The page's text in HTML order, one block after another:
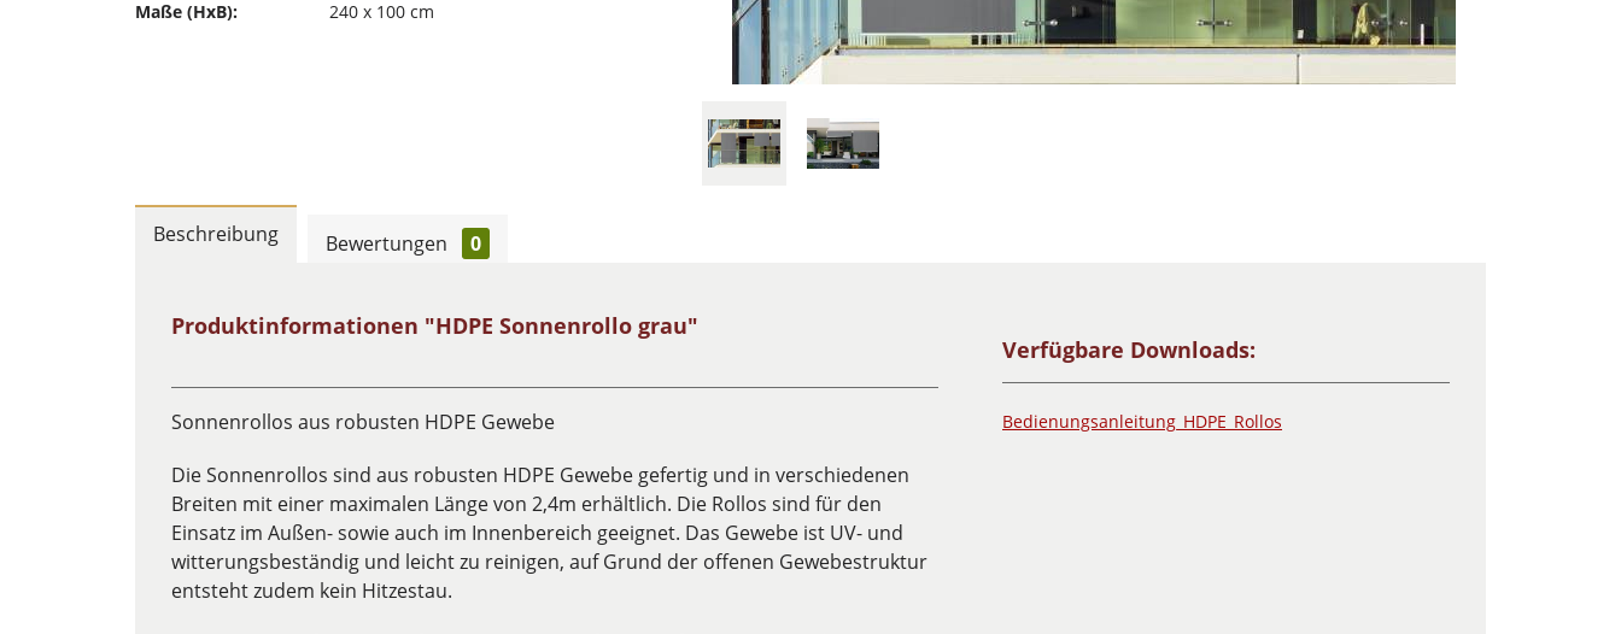
Maße (HxB):
240 x 100 cm
Beschreibung Bewertungen 0
Produktinformationen "HDPE Sonnenrollo grau"
Sonnenrollos aus robusten HDPE Gewebe
Die Sonnenrollos sind aus robusten HDPE Gewebe gefertig und in verschiedenen
Breiten mit einer maximalen Länge von 2,4m erhältlich. Die Rollos sind für den
Einsatz im Außen- sowie auch im Innenbereich geeignet. Das Gewebe ist UV- und
witterungsbeständig und leicht zu reinigen, auf Grund der offenen Gewebestruktur
entsteht zudem kein Hitzestau.
Verfügbare Downloads:
Bedienungsanleitung_HDPE_Rollos